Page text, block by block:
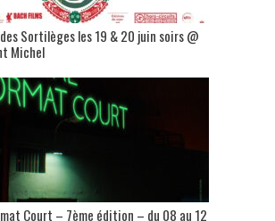
Sortilèges les 19 & 20 juin soirs @
Michel
Court – 7ème édition – du 08 au 12